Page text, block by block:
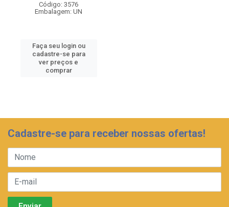
Código: 3576
Embalagem: UN
Faça seu login ou
cadastre-se para
ver preços e
comprar
Cadastre-se para receber nossas ofertas!